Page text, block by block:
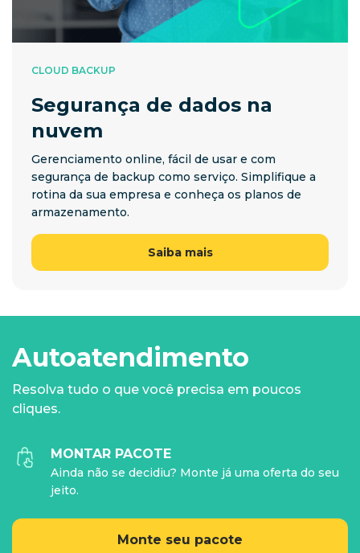
CLOUD BACKUP
Segurança de dados na
nuvem
Gerenciamento online, fácil de usar e com
segurança de backup como serviço. Simplifique a
rotina da sua empresa e conheça os planos de
armazenamento.
Saiba mais
Autoatendimento
Resolva tudo o que você precisa em poucos
cliques.
MONTAR PACOTE
Ainda não se decidiu? Monte já uma oferta do seu
jeito.
Monte seu pacote